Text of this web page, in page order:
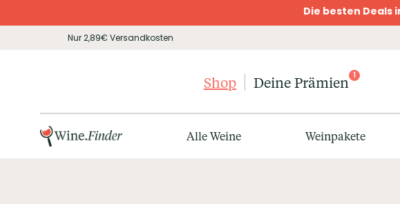
Die besten Deals
Nur 2,89€ Versandkosten
Shop Deine Prämien 1
Alle Weine Weinpakete